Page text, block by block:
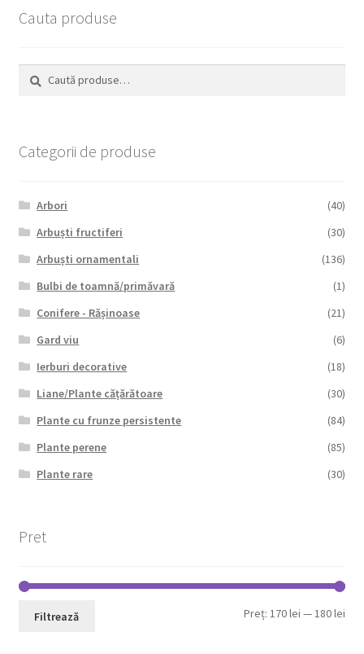
Cauta produse
Caută
după:
Caută
Categorii de produse
Arbori
(40)
Arbuști fructiferi
(30)
Arbuști ornamentali
(136)
Bulbi de toamnă/primăvară
(1)
Conifere - Rășinoase
(21)
Gard viu
(6)
Ierburi decorative
(18)
Liane/Plante cățărătoare
(30)
Plante cu frunze persistente
(84)
Plante perene
(85)
Plante rare
(30)
Pret
Filtrează Preț:170 lei —180 lei